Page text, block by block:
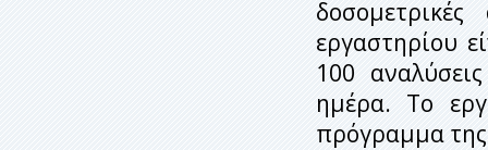
εργαστηρίου
100
ημέρα. Το
πρόγραμμα της